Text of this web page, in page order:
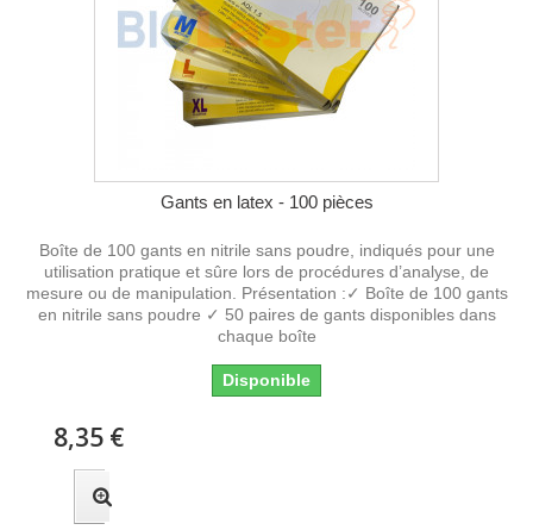
Gants en latex - 100 pièces
Boîte de 100 gants en nitrile sans poudre, indiqués pour une
utilisation pratique et sûre lors de procédures d’analyse, de
mesure ou de manipulation. Présentation :✓ Boîte de 100 gants
en nitrile sans poudre ✓ 50 paires de gants disponibles dans
chaque boîte
Disponible
8,35 €